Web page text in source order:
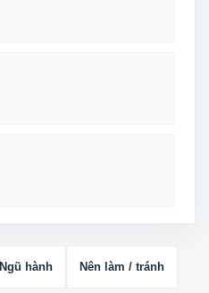
Ngũ hành Nên làm / tránh